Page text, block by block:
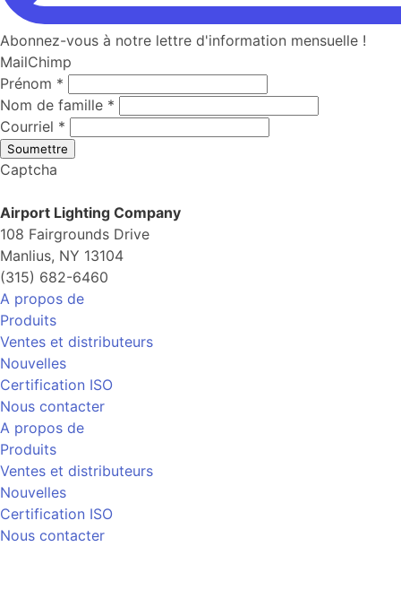
Abonnez-vous à notre lettre d'information mensuelle !
MailChimp
Prénom *
Nom de famille *
Courriel *
Soumettre
Captcha
Airport Lighting Company
108 Fairgrounds Drive
Manlius, NY 13104
(315) 682-6460
A propos de
Produits
Ventes et distributeurs
Nouvelles
Certification ISO
Nous contacter
A propos de
Produits
Ventes et distributeurs
Nouvelles
Certification ISO
Nous contacter